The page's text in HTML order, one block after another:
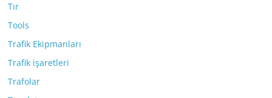
Tır
Tools
Trafik Ekipmanları
Trafik işaretleri
Trafolar